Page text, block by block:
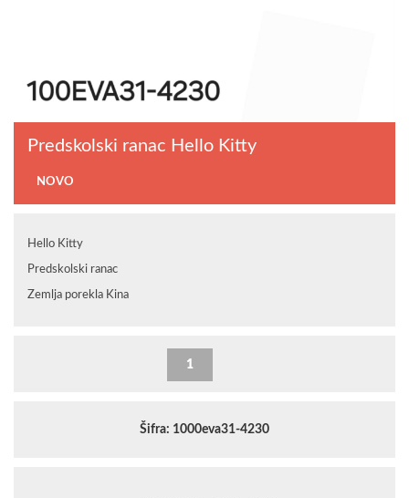
Predskolski ranac Hello Kitty
NOVO
Hello Kitty
Predskolski ranac
Zemlja porekla Kina
Šifra: 1000eva31-4230